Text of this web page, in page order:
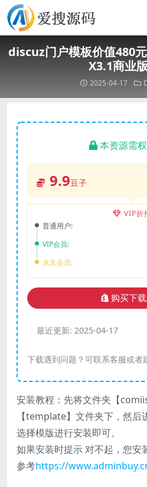
discuz门户模板价值480
X3.1商业
2025-04-17
本资源需
9.9豆子
VIP折
普通用户:
VIP会员:
永久会员:
购买下
最近更新: 2025-04-17
下载遇到问题？可联系客服或者
安装教程：先将文件夹【
【template】文件夹下，然后
选择模版进行安装即可。
如果安装时提示 对不起，您
参考https://